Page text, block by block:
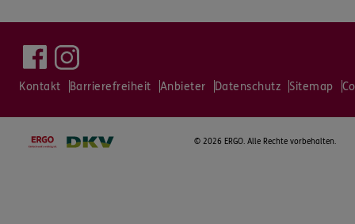
Kontakt Barrierefreiheit Anbieter Datenschutz Sitemap
© 2026 ERGO. Alle Rechte vorbehalten.